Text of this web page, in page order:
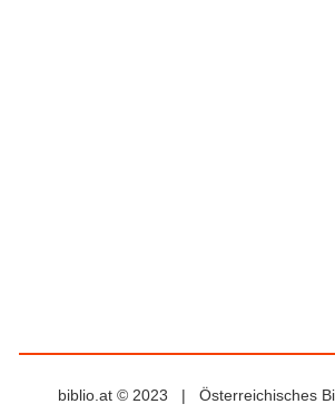
biblio.at © 2023 | Österreichisches